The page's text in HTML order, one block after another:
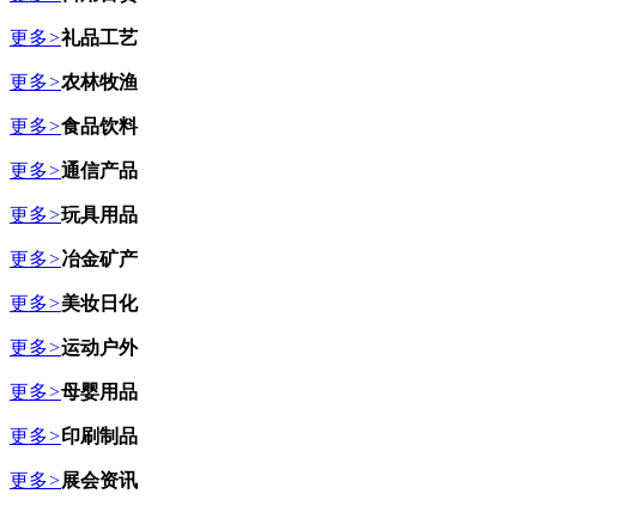
更多>礼品工艺
更多>农林牧渔
更多>食品饮料
更多>通信产品
更多>玩具用品
更多>冶金矿产
更多>美妆日化
更多>运动户外
更多>母婴用品
更多>印刷制品
更多>展会资讯